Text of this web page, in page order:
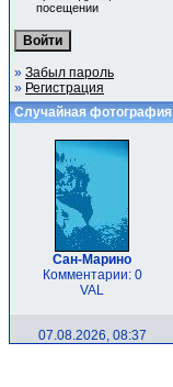
посещении
» Забыл пароль
» Регистрация
Случайная фотография
Сан-Марино
Комментарии: 0
VAL
07.08.2026, 08:37